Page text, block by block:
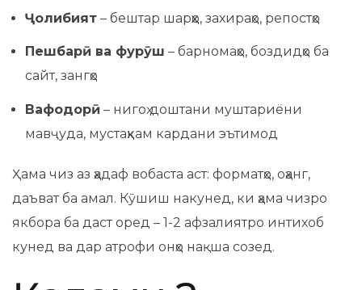
Ҷолибият – бештар шарҳҳо, захираҳо, репостҳо
Пешбарӣ ва фурӯш – барномаҳо, боздидҳо ба
сайт, зангҳо
Вафодорӣ – нигоҳ доштани муштариёни
мавҷуда, мустаҳкам кардани эътимод
Ҳама чиз аз ҳадаф вобаста аст: форматҳо, оҳанг,
даъват ба амал. Кӯшиш накунед, ки ҳама чизро
якбора ба даст оред – 1-2 афзалиятро интихоб
кунед ва дар атрофи онҳо нақша созед.